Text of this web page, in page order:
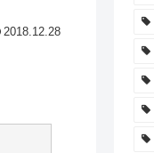
2018.12.28